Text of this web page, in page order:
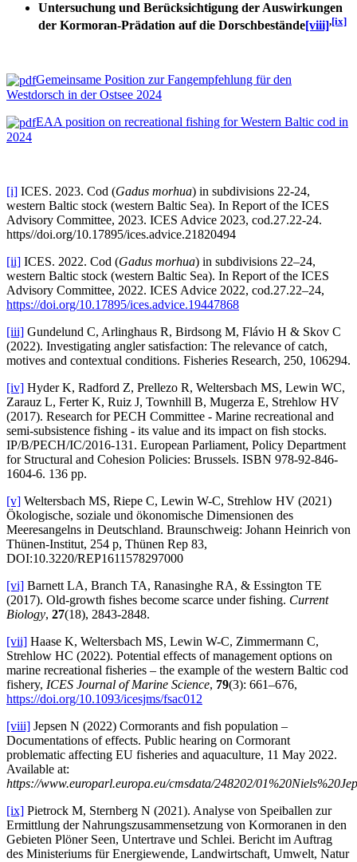
Untersuchung und Berücksichtigung der Auswirkungen
der Kormoran-Prädation auf die Dorschbestände[viii],[ix]
Gemeinsame Position zur Fangempfehlung für den
Westdorsch in der Ostsee 2024
EAA position on recreational fishing for Western Baltic cod in
2024
[i] ICES. 2023. Cod (Gadus morhua) in subdivisions 22-24,
western Baltic stock (western Baltic Sea). In Report of the ICES
Advisory Committee, 2023. ICES Advice 2023, cod.27.22-24.
https//doi.org/10.17895/ices.advice.21820494
[ii] ICES. 2022. Cod (Gadus morhua) in subdivisions 22–24,
western Baltic stock (western Baltic Sea). In Report of the ICES
Advisory Committee, 2022. ICES Advice 2022, cod.27.22–24,
https://doi.org/10.17895/ices.advice.19447868
[iii] Gundelund C, Arlinghaus R, Birdsong M, Flávio H & Skov C
(2022). Investigating angler satisfaction: The relevance of catch,
motives and contextual conditions. Fisheries Research, 250, 106294.
[iv] Hyder K, Radford Z, Prellezo R, Weltersbach MS, Lewin WC,
Zarauz L, Ferter K, Ruiz J, Townhill B, Mugerza E, Strehlow HV
(2017). Research for PECH Committee - Marine recreational and
semi-subsistence fishing - its value and its impact on fish stocks.
IP/B/PECH/IC/2016-131. European Parliament, Policy Department
for Structural and Cohesion Policies: Brussels. ISBN 978-92-846-
1604-6. 136 pp.
[v] Weltersbach MS, Riepe C, Lewin W-C, Strehlow HV (2021)
Ökologische, soziale und ökonomische Dimensionen des
Meeresangelns in Deutschland. Braunschweig: Johann Heinrich von
Thünen-Institut, 254 p, Thünen Rep 83,
DOI:10.3220/REP1611578297000
[vi] Barnett LA, Branch TA, Ranasinghe RA, & Essington TE
(2017). Old-growth fishes become scarce under fishing. Current
Biology, 27(18), 2843-2848.
[vii] Haase K, Weltersbach MS, Lewin W-C, Zimmermann C,
Strehlow HC (2022). Potential effects of management options on
marine recreational fisheries – the example of the western Baltic cod
fishery, ICES Journal of Marine Science, 79(3): 661–676,
https://doi.org/10.1093/icesjms/fsac012
[viii] Jepsen N (2022) Cormorants and fish population –
Documentations of effects. Public hearing on Cormorant
problematic affecting EU fisheries and aquaculture, 11 May 2022.
Available at:
https://www.europarl.europa.eu/cmsdata/248202/
[ix] Pietrock M, Sternberg N (2021). Analyse von Speiballen zur
Ermittlung der Nahrungszusammensetzung von Kormoranen in den
Gebieten Plöner Seen, Untertrave und Schlei. Bericht im Auftrag
des Ministeriums für Energiewende, Landwirtschaft, Umwelt, Natur